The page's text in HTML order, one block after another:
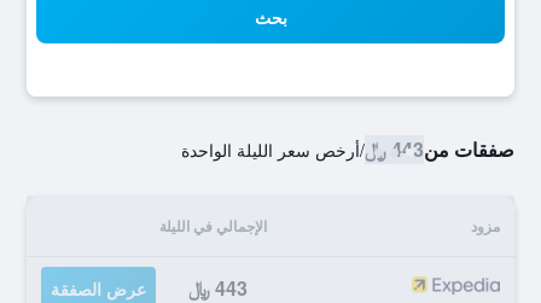
بحث
صفقات من443 ﷼ /أرخص سعر الليلة الواحدة
مزود الإجمالي في الليلة
443 ﷼ عرض الصفقة